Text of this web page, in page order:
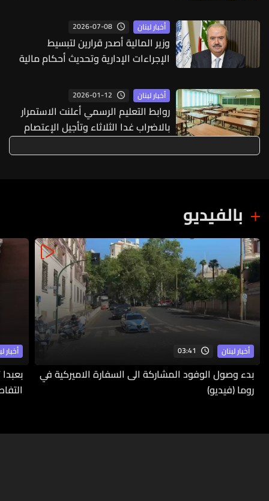
أخبار لبنان 2026-07-08
وزير المالية أصدر قرارين لتبسيط
الإجراءات الإدارية وتحديث أحكام مالية
أخبار لبنان 2026-01-12
روابط التعليم الرسمي أعلنت الاستمرار
بالاضراب غدا الثلاثاء وتأجيل الإعتصام
الى الأسبوع المقبل
بالفيديو
أخبار لبنان 03:41
بدء وصول الوفود المشاركة الى السفارة الاميركية في
روما (فيديو)
أخبار